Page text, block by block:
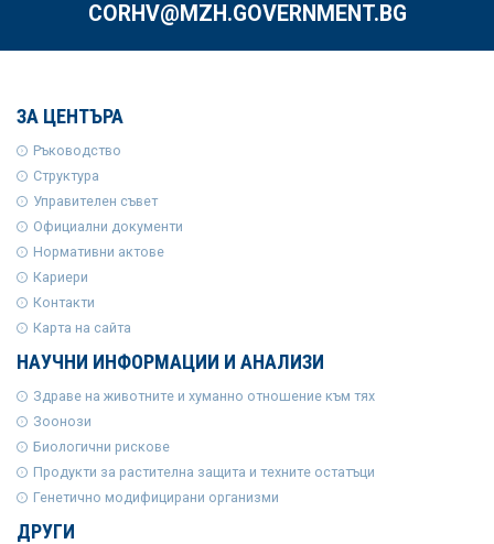
CORHV@MZH.GOVERNMENT.BG
ЗА ЦЕНТЪРА
Ръководство
Структура
Управителен съвет
Официални документи
Нормативни актове
Кариери
Контакти
Карта на сайта
НАУЧНИ ИНФОРМАЦИИ И АНАЛИЗИ
Здраве на животните и хуманно отношение към тях
Зоонози
Биологични рискове
Продукти за растителна защита и техните остатъци
Генетично модифицирани организми
ДРУГИ